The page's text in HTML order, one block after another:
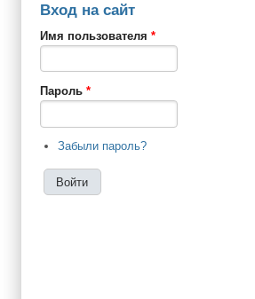
Вход на сайт
Имя пользователя *
Пароль *
Забыли пароль?